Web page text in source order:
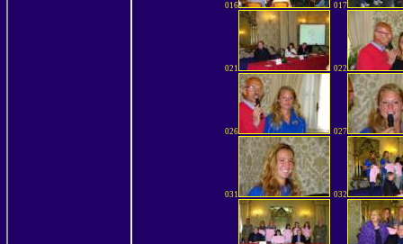
016 017
021 022
026 027
031 032